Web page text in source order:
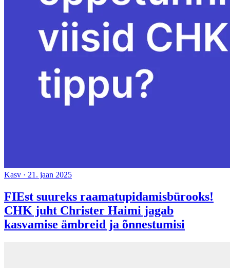
Kasv · 21. jaan 2025
FIEst suureks raamatupidamisbürooks!
CHK juht Christer Haimi jagab
kasvamise ämbreid ja õnnestumisi